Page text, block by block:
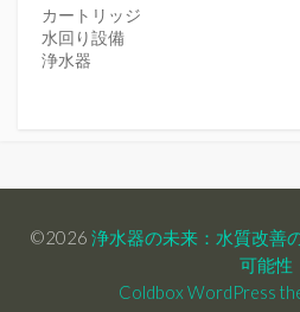
カートリッジ
水回り設備
浄水器
©2026 浄水器の未来：水質改善
可能性
Coldbox WordPress